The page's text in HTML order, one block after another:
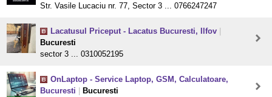
Str. Vasile Lucaciu nr. 77, Sector 3 ... 0766247247
Lacatusul Priceput - Lacatus Bucuresti, Ilfov
Bucuresti
sector 3 ... 0310052195
OnLaptop - Service Laptop, GSM, Calculatoare,
Bucuresti
Bucuresti